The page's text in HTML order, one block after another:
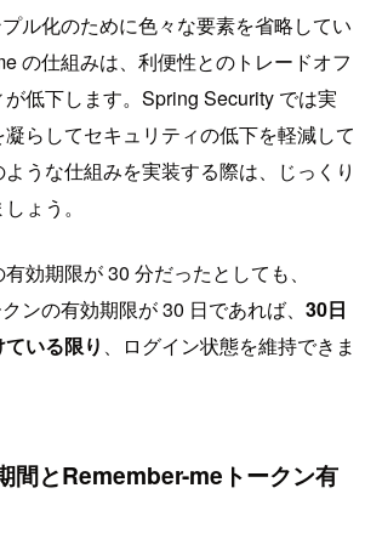
ル化のために色々な要素を省略してい
の仕組みは、利便性とのトレードオフ
低下します。Spring Security では実
らしてセキュリティの低下を軽減して
うな仕組みを実装する際は、じっくり
ょう。
効期限が 30 分だったとしても、
ンの有効期限が 30 日であれば、 30日
いる限り 、ログイン状態を維持できま
間とRemember-meトークン有